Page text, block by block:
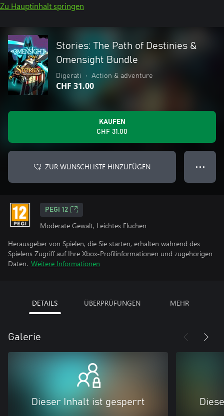
Zu Hauptinhalt springen
Stories: The Path of Destinies &
Omensight Bundle
Digerati • Action & adventure
CHF 31.00
KAUFEN
CHF 31.00
ZUR WUNSCHLISTE HINZUFÜGEN ● ● ●
PEGI 12
Moderate Gewalt, Leichtes Fluchen
Herausgeber von Spielen, die Sie starten, erhalten während des
Spielens Zugriff auf Ihre Xbox-Profilinformationen und zugehörigen
Daten. Weitere Informationen
DETAILS ÜBERPRÜFUNGEN MEHR
Galerie
Dieser Inhalt ist gesperrt